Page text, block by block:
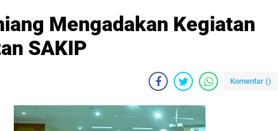
Mengadakan Kegiatan
SAKIP
Komentar ()